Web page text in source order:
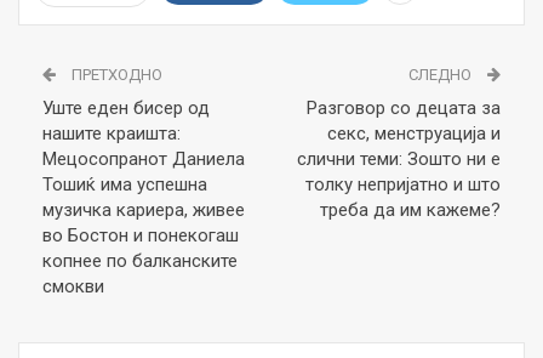
ПРЕТХОДНО
Уште еден бисер од
нашите краишта:
Мецосопранот Даниела
Тошиќ има успешна
музичка кариера, живее
во Бостон и понекогаш
копнее по балканските
смокви
СЛЕДНО
Разговор со децата за
секс, менструација и
слични теми: Зошто ни е
толку непријатно и што
треба да им кажеме?